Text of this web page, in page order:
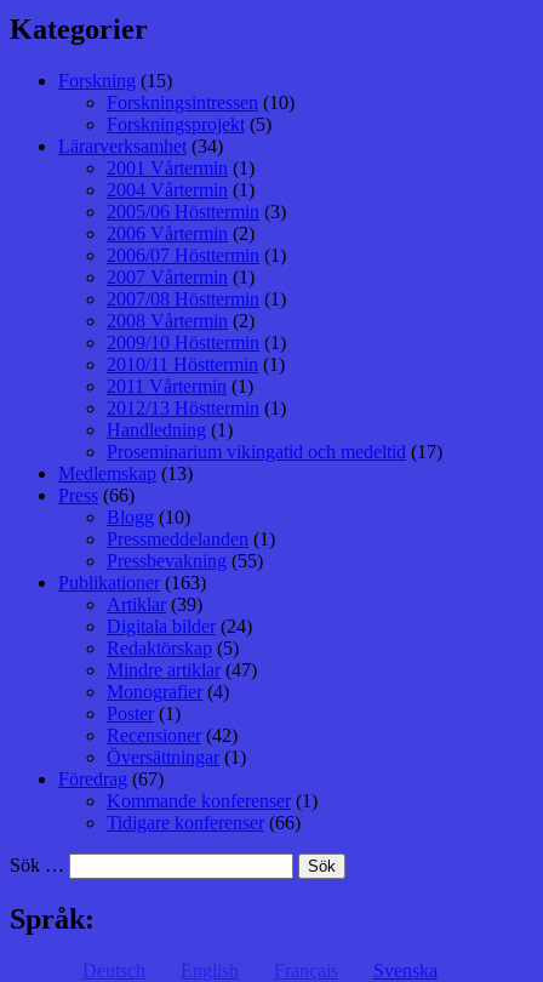
Kategorier
Forskning (15)
Forskningsintressen (10)
Forskningsprojekt (5)
Lärarverksamhet (34)
2001 Vårtermin (1)
2004 Vårtermin (1)
2005/06 Hösttermin (3)
2006 Vårtermin (2)
2006/07 Hösttermin (1)
2007 Vårtermin (1)
2007/08 Hösttermin (1)
2008 Vårtermin (2)
2009/10 Hösttermin (1)
2010/11 Hösttermin (1)
2011 Vårtermin (1)
2012/13 Hösttermin (1)
Handledning (1)
Proseminarium vikingatid och medeltid (17)
Medlemskap (13)
Press (66)
Blogg (10)
Pressmeddelanden (1)
Pressbevakning (55)
Publikationer (163)
Artiklar (39)
Digitala bilder (24)
Redaktörskap (5)
Mindre artiklar (47)
Monografier (4)
Poster (1)
Recensioner (42)
Översättningar (1)
Föredrag (67)
Kommande konferenser (1)
Tidigare konferenser (66)
Sök …
Språk:
Deutsch English Français Svenska